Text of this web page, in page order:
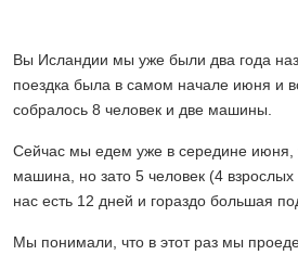
Вы Исландии мы уже были два года
поездка была в самом начале июня и
собралось 8 человек и две машины.
Сейчас мы едем уже в середине июня,
машина, но зато 5 человек (4
нас есть 12 дней и гораздо большая
Мы понимали, что в этот раз мы